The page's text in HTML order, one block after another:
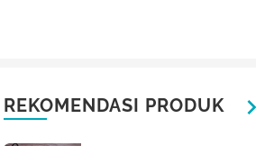
REKOMENDASI PRODUK